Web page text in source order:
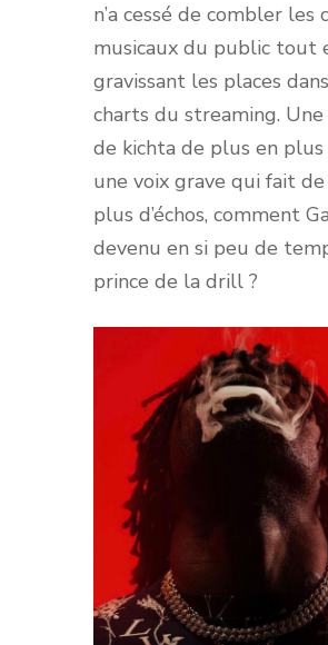
n’a cessé de combler les
musicaux du public tout
gravissant les places
charts du streaming.
de kichta de plus en plus
une voix grave qui fait
plus d’échos, comment
devenu en si peu de
prince de la drill ?